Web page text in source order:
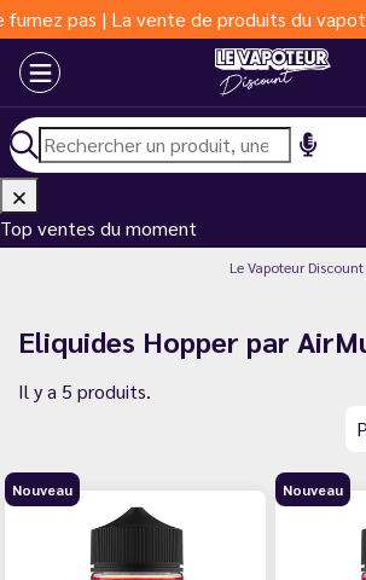
pas | La vente de produits du
Top ventes du moment
Le Vapoteur Discount
Eliquides Hopper par
Il y a 5 produits.
Nouveau Nouveau